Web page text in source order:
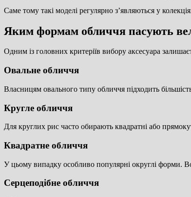
Саме тому такі моделі регулярно з’являються у
Яким формам обличчя пасують
Одним із головних критеріїв вибору аксесуара
Овальне обличчя
Власницям овального типу обличчя підходить
Кругле обличчя
Для круглих рис часто обирають квадратні або
Квадратне обличчя
У цьому випадку особливо популярні округлі форми.
Серцеподібне обличчя